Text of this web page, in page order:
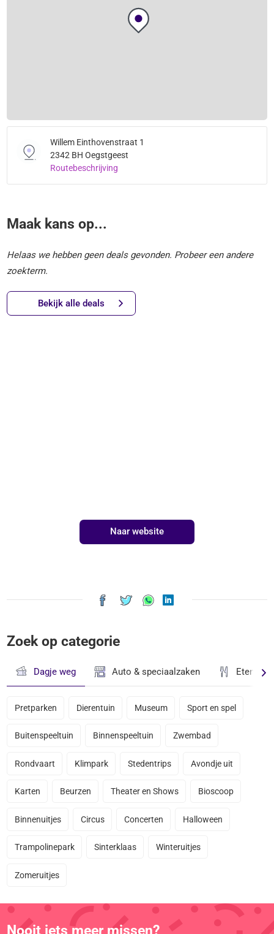
Willem Einthovenstraat 1
2342 BH Oegstgeest
Routebeschrijving
Maak kans op...
Helaas we hebben geen deals gevonden. Probeer een andere
zoekterm.
Bekijk alle deals
Naar website
Zoek op categorie
Dagje weg Auto & speciaalzaken Eten &
Pretparken Dierentuin Museum Sport en spel
Buitenspeeltuin Binnenspeeltuin Zwembad
Rondvaart Klimpark Stedentrips Avondje uit
Karten Beurzen Theater en Shows Bioscoop
Binnenuitjes Circus Concerten Halloween
Trampolinepark Sinterklaas Winteruitjes
Zomeruitjes
Nooit iets meer missen?